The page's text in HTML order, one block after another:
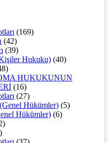
(169)
(42)
(39)
Hukuku) (40)
HUKUKUNUN
(16)
(27)
Hükümler) (5)
Hükümler) (6)